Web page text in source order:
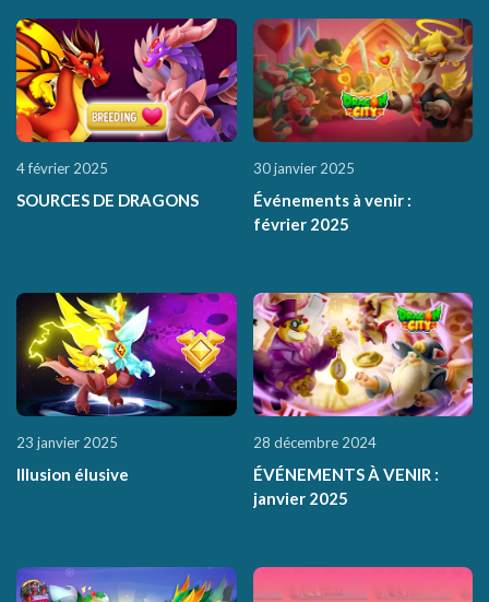
4 février 2025
SOURCES DE DRAGONS
30 janvier 2025
Événements à venir :
février 2025
23 janvier 2025
Illusion élusive
28 décembre 2024
ÉVÉNEMENTS À VENIR :
janvier 2025